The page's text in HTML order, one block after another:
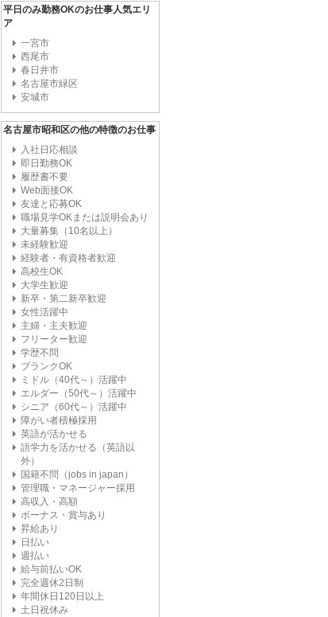
平日のみ勤務OKのお仕事人気エリ
ア
一宮市
西尾市
春日井市
名古屋市緑区
安城市
名古屋市昭和区の他の特徴のお仕事
入社日応相談
即日勤務OK
履歴書不要
Web面接OK
友達と応募OK
職場見学OKまたは説明会あり
大量募集（10名以上）
未経験歓迎
経験者・有資格者歓迎
高校生OK
大学生歓迎
新卒・第二新卒歓迎
女性活躍中
主婦・主夫歓迎
フリーター歓迎
学歴不問
ブランクOK
ミドル（40代～）活躍中
エルダー（50代～）活躍中
シニア（60代～）活躍中
障がい者積極採用
英語が活かせる
語学力を活かせる（英語以
外）
国籍不問（jobs in japan）
管理職・マネージャー採用
高収入・高額
ボーナス・賞与あり
昇給あり
日払い
週払い
給与前払いOK
完全週休2日制
年間休日120日以上
土日祝休み